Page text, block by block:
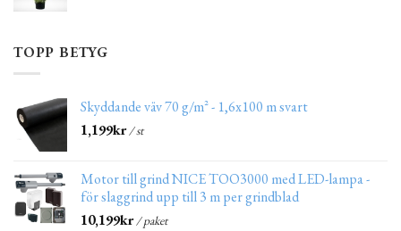
TOPP BETYG
Skyddande väv 70 g/m² - 1,6x100 m svart
1,199kr/ st
Motor till grind NICE TOO3000 med LED-lampa -
för slaggrind upp till 3 m per grindblad
10,199kr/ paket